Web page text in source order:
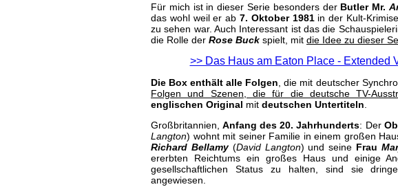
Für mich ist in dieser Serie besonders der Butler Mr.
das wohl weil er ab 7. Oktober 1981in der Kult-
zu sehen war. Auch Interessant ist das die
die Rolle der Rose Buck spielt, mit die Idee zu dieser
>> Das Haus am Eaton Place - Extended
Die Box enthält alle Folgen , die mit deutscher
Folgen und Szenen, die für die deutsche TV-
englischen Original mit deutschen Untertiteln
Großbritannien,Anfang des 20. Jahrhunderts: Der
Langton) wohnt mit seiner Familie in einem großen
Richard Bellamy(David Langton) und seine Frau
ererbten Reichtums ein großes Haus und einige
gesellschaftlichen Status zu halten, sind sie
angewiesen.